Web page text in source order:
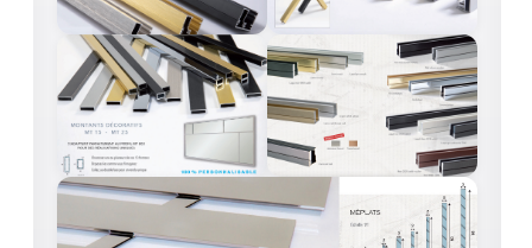
CATALOGUE DE PROFILS ET FIXATION DU
VERRE
LES FIXATIONS POUR MIROIR
LES PROFILS PAROI DE VERRE
VITRINE EN VERRE